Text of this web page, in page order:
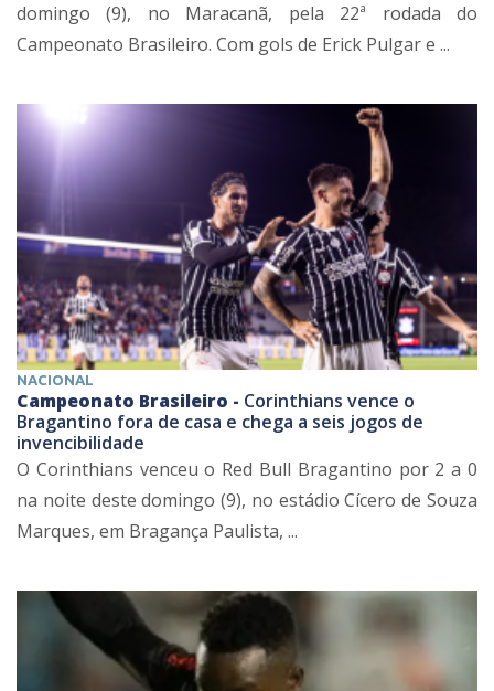
domingo (9), no Maracanã, pela 22ª rodada do
Campeonato Brasileiro. Com gols de Erick Pulgar e ...
NACIONAL
Campeonato Brasileiro - Corinthians vence o
Bragantino fora de casa e chega a seis jogos de
invencibilidade
O Corinthians venceu o Red Bull Bragantino por 2 a 0
na noite deste domingo (9), no estádio Cícero de Souza
Marques, em Bragança Paulista, ...